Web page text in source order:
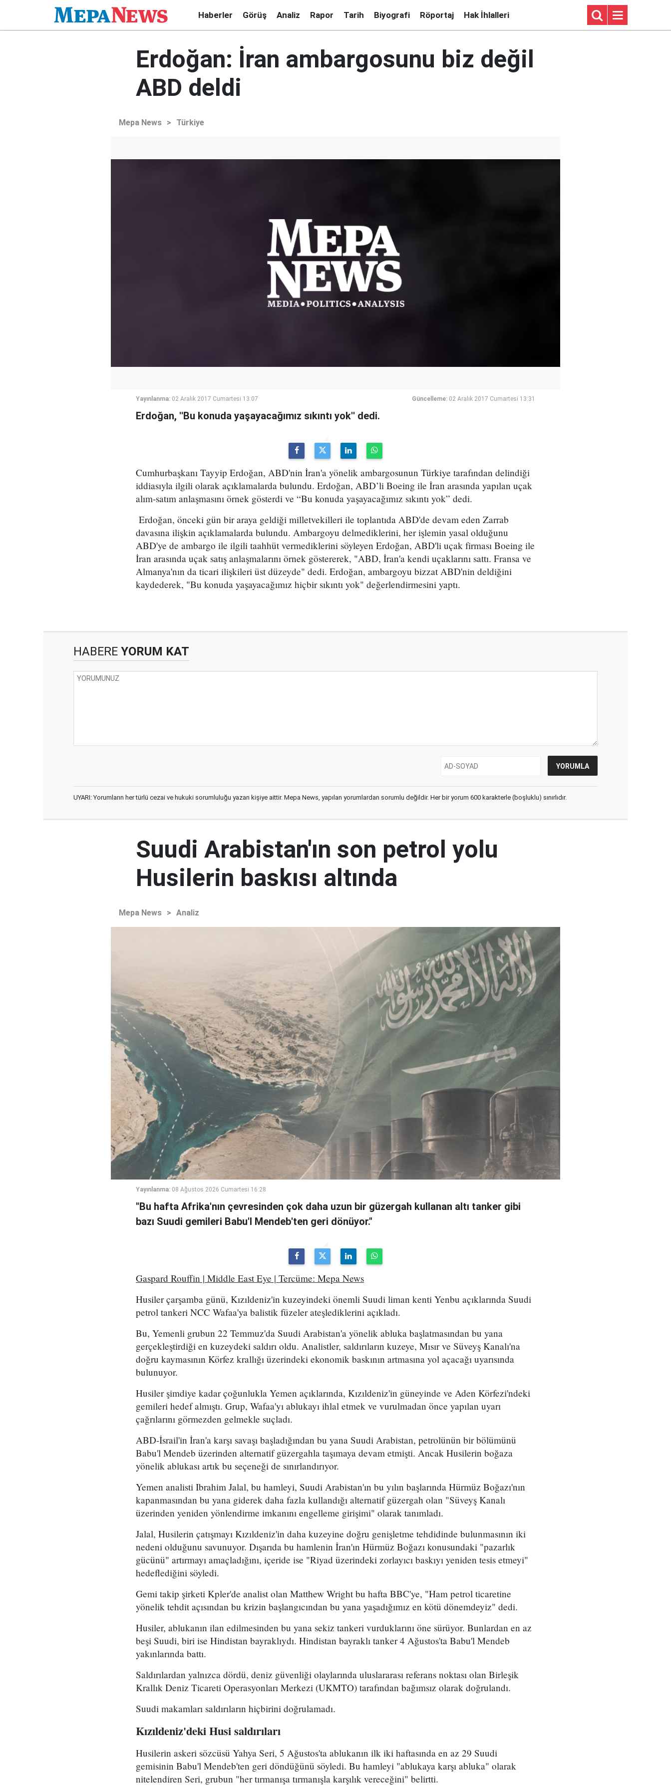
Haberler Görüş Analiz Rapor Tarih Biyografi Röportaj Hak İhlalleri
Erdoğan: İran ambargosunu biz değil
ABD deldi
Mepa News > Türkiye
Yayınlanma: 02 Aralık 2017 Cumartesi 13:07 Güncelleme: 02 Aralık 2017 Cumartesi 13:31
Erdoğan, ''Bu konuda yaşayacağımız sıkıntı yok'' dedi.
Cumhurbaşkanı Tayyip Erdoğan, ABD'nin İran'a yönelik ambargosunun Türkiye tarafından delindiği
iddiasıyla ilgili olarak açıklamalarda bulundu. Erdoğan, ABD’li Boeing ile İran arasında yapılan uçak
alım-satım anlaşmasını örnek gösterdi ve “Bu konuda yaşayacağımız sıkıntı yok” dedi.
Erdoğan, önceki gün bir araya geldiği milletvekilleri ile toplantıda ABD'de devam eden Zarrab
davasına ilişkin açıklamalarda bulundu. Ambargoyu delmediklerini, her işlemin yasal olduğunu
ABD'ye de ambargo ile ilgili taahhüt vermediklerini söyleyen Erdoğan, ABD'li uçak firması Boeing ile
İran arasında uçak satış anlaşmalarını örnek göstererek, "ABD, İran'a kendi uçaklarını sattı. Fransa ve
Almanya'nın da ticari ilişkileri üst düzeyde" dedi. Erdoğan, ambargoyu bizzat ABD'nin deldiğini
kaydederek, "Bu konuda yaşayacağımız hiçbir sıkıntı yok" değerlendirmesini yaptı.
HABERE YORUM KAT
UYARI: Yorumların her türlü cezai ve hukuki sorumluluğu yazan kişiye aittir. Mepa News, yapılan yorumlardan sorumlu değildir. Her bir yorum 600 karakterle (boşluklu) sınırlıdır.
Suudi Arabistan'ın son petrol yolu
Husilerin baskısı altında
Mepa News > Analiz
Yayınlanma: 08 Ağustos 2026 Cumartesi 16:28
"Bu hafta Afrika'nın çevresinden çok daha uzun bir güzergah kullanan altı tanker gibi
bazı Suudi gemileri Babu'l Mendeb'ten geri dönüyor."
Gaspard Rouffin | Middle East Eye | Tercüme: Mepa News
Husiler çarşamba günü, Kızıldeniz'in kuzeyindeki önemli Suudi liman kenti Yenbu açıklarında Suudi
petrol tankeri NCC Wafaa'ya balistik füzeler ateşlediklerini açıkladı.
Bu, Yemenli grubun 22 Temmuz'da Suudi Arabistan'a yönelik abluka başlatmasından bu yana
gerçekleştirdiği en kuzeydeki saldırı oldu. Analistler, saldırıların kuzeye, Mısır ve Süveyş Kanalı'na
doğru kaymasının Körfez krallığı üzerindeki ekonomik baskının artmasına yol açacağı uyarısında
bulunuyor.
Husiler şimdiye kadar çoğunlukla Yemen açıklarında, Kızıldeniz'in güneyinde ve Aden Körfezi'ndeki
gemileri hedef almıştı. Grup, Wafaa'yı ablukayı ihlal etmek ve vurulmadan önce yapılan uyarı
çağrılarını görmezden gelmekle suçladı.
ABD-İsrail'in İran'a karşı savaşı başladığından bu yana Suudi Arabistan, petrolünün bir bölümünü
Babu'l Mendeb üzerinden alternatif güzergahla taşımaya devam etmişti. Ancak Husilerin boğaza
yönelik ablukası artık bu seçeneği de sınırlandırıyor.
Yemen analisti Ibrahim Jalal, bu hamleyi, Suudi Arabistan'ın bu yılın başlarında Hürmüz Boğazı'nın
kapanmasından bu yana giderek daha fazla kullandığı alternatif güzergah olan "Süveyş Kanalı
üzerinden yeniden yönlendirme imkanını engelleme girişimi" olarak tanımladı.
Jalal, Husilerin çatışmayı Kızıldeniz'in daha kuzeyine doğru genişletme tehdidinde bulunmasının iki
nedeni olduğunu savunuyor. Dışarıda bu hamlenin İran'ın Hürmüz Boğazı konusundaki "pazarlık
gücünü" artırmayı amaçladığını, içeride ise "Riyad üzerindeki zorlayıcı baskıyı yeniden tesis etmeyi"
hedeflediğini söyledi.
Gemi takip şirketi Kpler'de analist olan Matthew Wright bu hafta BBC'ye, "Ham petrol ticaretine
yönelik tehdit açısından bu krizin başlangıcından bu yana yaşadığımız en kötü dönemdeyiz" dedi.
Husiler, ablukanın ilan edilmesinden bu yana sekiz tankeri vurduklarını öne sürüyor. Bunlardan en az
beşi Suudi, biri ise Hindistan bayraklıydı. Hindistan bayraklı tanker 4 Ağustos'ta Babu'l Mendeb
yakınlarında battı.
Saldırılardan yalnızca dördü, deniz güvenliği olaylarında uluslararası referans noktası olan Birleşik
Krallık Deniz Ticareti Operasyonları Merkezi (UKMTO) tarafından bağımsız olarak doğrulandı.
Suudi makamları saldırıların hiçbirini doğrulamadı.
Kızıldeniz'deki Husi saldırıları
Husilerin askeri sözcüsü Yahya Seri, 5 Ağustos'ta ablukanın ilk iki haftasında en az 29 Suudi
gemisinin Babu'l Mendeb'ten geri döndüğünü söyledi. Bu hamleyi "ablukaya karşı abluka" olarak
nitelendiren Seri, grubun "her tırmanışa tırmanışla karşılık vereceğini" belirtti.